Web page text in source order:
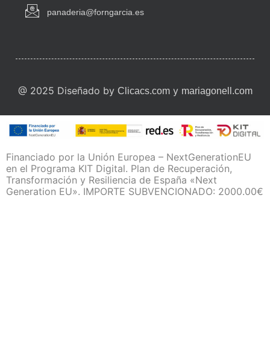
panaderia@forngarcia.es
@ 2025 Diseñado by Clicacs.comy mariagonell.com
Financiado por la Unión Europea – NextGenerationEU
en el Programa KIT Digital. Plan de Recuperación,
Transformación y Resiliencia de España «Next
Generation EU». IMPORTE SUBVENCIONADO: 2000.00€